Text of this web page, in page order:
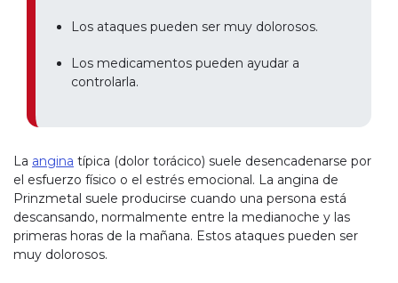
Los ataques pueden ser muy dolorosos.
Los medicamentos pueden ayudar a
controlarla.
La angina típica (dolor torácico) suele desencadenarse por
el esfuerzo físico o el estrés emocional. La angina de
Prinzmetal suele producirse cuando una persona está
descansando, normalmente entre la medianoche y las
primeras horas de la mañana. Estos ataques pueden ser
muy dolorosos.